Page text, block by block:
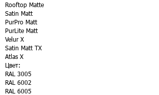
Rooftop Matte
Satin Matt
PurPro Matt
PurLite Matt
Velur X
Satin Matt TX
Atlas X
Цвет:
RAL 3005
RAL 6002
RAL 6005